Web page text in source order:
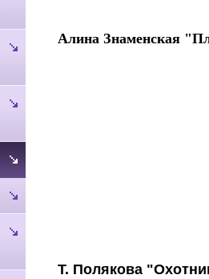
Алина Знаменская
Т. Полякова